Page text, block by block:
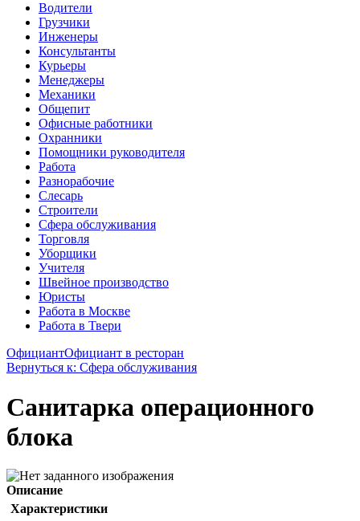
Водители
Грузчики
Инженеры
Консультанты
Курьеры
Менеджеры
Механики
Общепит
Офисные работники
Охранники
Помощники руководителя
Работа
Разнорабочие
Слесарь
Строители
Сфера обслуживания
Торговля
Уборщики
Учителя
Швейное производство
Юристы
Работа в Москве
Работа в Твери
ОфициантОфициант в ресторан
Вернуться к: Сфера обслуживания
Санитарка операционного
блока
Описание
Характеристики